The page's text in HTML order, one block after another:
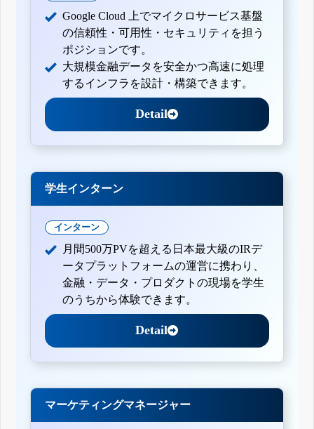
Google Cloud 上でマイクロサービス基盤
の信頼性・可用性・セキュリティを担う
ポジションです。
大規模金融データを安全かつ高速に処理
するインフラを設計・構築できます。
Detail
学生インターン
インターン
月間500万PVを超える日本最大級のIRデ
ータプラットフォームの運営に携わり、
金融・データ・プロダクトの現場を学生
のうちから体験できます。
Detail
マーケティングマネージャー